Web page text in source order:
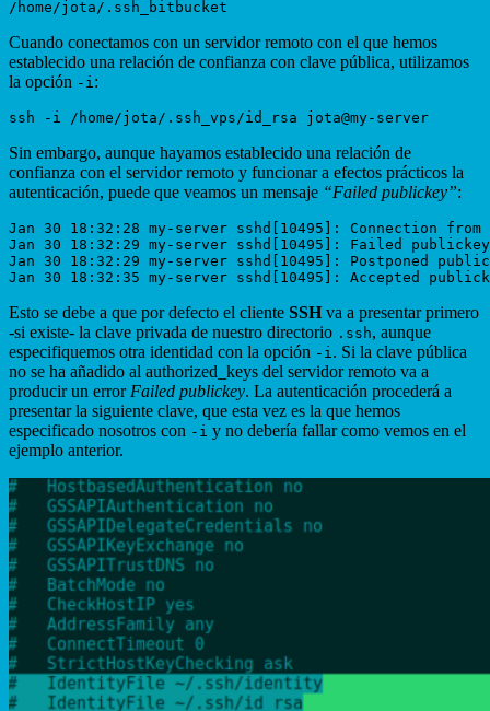
Cuando conectamos con un servidor remoto con el que hemos
establecido una relación de confianza con clave pública, utilizamos
la opción -i :
Sin embargo, aunque hayamos establecido una relación de
confianza con el servidor remoto y funcionar a efectos prácticos la
autenticación, puede que veamos un mensaje “Failed publickey”:
Jan 30 18:32:28 my-server sshd[10495]: Connection
Jan 30 18:32:29 my-server sshd[10495]: Failed publickey
Jan 30 18:32:29 my-server sshd[10495]: Postponed
Esto se debe a que por defecto el cliente SSH va a presentar primero
-si existe- la clave privada de nuestro directorio .ssh, aunque
especifiquemos otra identidad con la opción -i . Si la clave pública
no se ha añadido al authorized_keys del servidor remoto va a
producir un error Failed publickey. La autenticación procederá a
presentar la siguiente clave, que esta vez es la que hemos
especificado nosotros con -i y no debería fallar como vemos en el
ejemplo anterior.